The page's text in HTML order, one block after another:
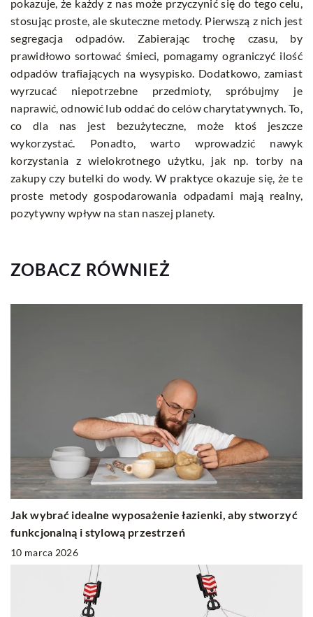
pokazuje, że każdy z nas może przyczynić się do tego celu,
stosując proste, ale skuteczne metody. Pierwszą z nich jest
segregacja odpadów. Zabierając trochę czasu, by
prawidłowo sortować śmieci, pomagamy ograniczyć ilość
odpadów trafiających na wysypisko. Dodatkowo, zamiast
wyrzucać niepotrzebne przedmioty, spróbujmy je
naprawić, odnowić lub oddać do celów charytatywnych. To,
co dla nas jest bezużyteczne, może ktoś jeszcze
wykorzystać. Ponadto, warto wprowadzić nawyk
korzystania z wielokrotnego użytku, jak np. torby na
zakupy czy butelki do wody. W praktyce okazuje się, że te
proste metody gospodarowania odpadami mają realny,
pozytywny wpływ na stan naszej planety.
ZOBACZ RÓWNIEŻ
Jak wybrać idealne wyposażenie łazienki, aby stworzyć
funkcjonalną i stylową przestrzeń
10 marca 2026